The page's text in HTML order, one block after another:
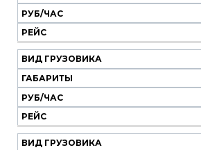
Вид
грузовика
Габариты
Руб/
час
РУБ/ЧАС
РЕЙС
ВИД ГРУЗОВИКА
ГАБАРИТЫ
РУБ/ЧАС
РЕЙС
ВИД ГРУЗОВИКА